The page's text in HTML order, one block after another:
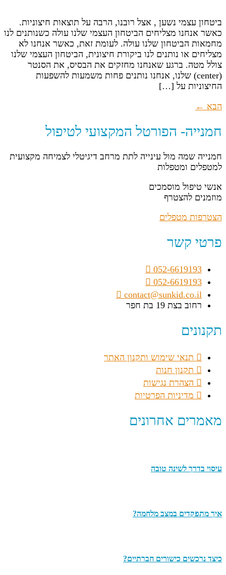
ביטחון עצמי נשען , אצל רובנו, הרבה על תוצאות חיצוניות.
כאשר אנחנו מצליחים הביטחון העצמי שלנו עולה כשנותנים לנו
מחמאות הביטחון שלנו עולה. לעומת זאת, כאשר אנחנו לא
מצליחים או נותנים לנו ביקורת חיצונית, הביטחון העצמי שלנו
צולל מטה. ברגע שאנחנו מחזקים את הבסיס, את הסנטר
(center) שלנו, אנחנו נותנים פחות משמעות להשפעות
החיצוניות על […]
הבא ←
חמנייה- הפורטל המקצועי לטיפול
חמנייה שמה מול עינייה לתת מרחב דיגיטלי לצמיחה מקצועית
למטפלים ומטפלות
אנשי טיפול מוסמכים
מוזמנים להצטרף
הצטרפות מטפלים
פרטי קשר
052-6619193
052-6619193
contact@sunkid.co.il
רחוב בצת 19 בת חפר
תקנונים
תנאי שימוש ותקנון האתר
תקנון חנות
הצהרת נגישות
מדיניות הפרטיות
מאמרים אחרונים
עיסוי בדרך לשינה טובה
איך מתפקדים במצב מלחמה?
כיצד נרכשים כישורים חברתיים?